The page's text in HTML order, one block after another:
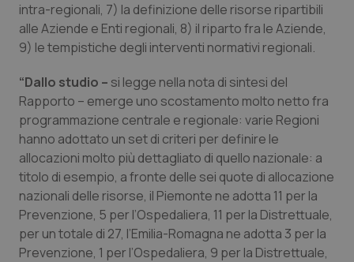
Quotidiano Cardiologia
Quotidiano Oncologia
Quotidiano Pediatria
Rene & patologie urogenitali
Salute orale & impianti
intra-regionali, 7) la definizione delle risorse ripartibili
alle Aziende e Enti regionali, 8) il riparto fra le Aziende,
9) le tempistiche degli interventi normativi regionali.
“Dallo studio – si legge nella nota di sintesi del
Rapporto – emerge uno scostamento molto netto fra
programmazione centrale e regionale: varie Regioni
hanno adottato un set di criteri per definire le
allocazioni molto più dettagliato di quello nazionale: a
titolo di esempio, a fronte delle sei quote di allocazione
nazionali delle risorse, il Piemonte ne adotta 11 per la
Prevenzione, 5 per l’Ospedaliera, 11 per la Distrettuale,
per un totale di 27, l’Emilia-Romagna ne adotta 3 per la
Prevenzione, 1 per l’Ospedaliera, 9 per la Distrettuale,